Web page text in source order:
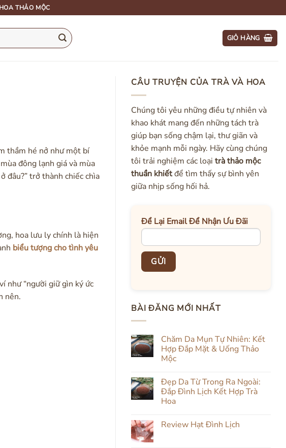
THẢO MỘC
GIỎ HÀNG
thầm hé nở như một bí
đông lạnh giá và mùa
đâu?” trở thành chiếc chìa
hoa lưu ly chính là hiện
biểu tượng cho tình yêu
như “người giữ gìn ký ức
nên.
CÂU TRUYỆN CỦA TRÀ VÀ HOA
Chúng tôi yêu những điều tự nhiên và
khao khát mang đến những tách trà
giúp bạn sống chậm lại, thư giãn và
khỏe mạnh mỗi ngày. Hãy cùng chúng
tôi trải nghiệm các loại trà thảo mộc
thuần khiếtđể tìm thấy sự bình yên
giữa nhịp sống hối hả.
Để Lại Email Để Nhận Ưu Đãi
BÀI ĐĂNG MỚI NHẤT
Chăm Da Mụn Tự Nhiên: Kết
Hợp Đắp Mặt & Uống Thảo
Mộc
bình
luận
ở
Chăm
Tự
Nhiên:
Đẹp Da Từ Trong Ra Ngoài:
Đắp Đình Lịch Kết Hợp Trà
Hoa
bình
Review Hạt Đình Lịch